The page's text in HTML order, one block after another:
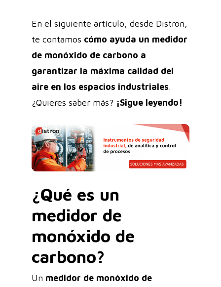
En el siguiente artículo, desde Distron,
te contamos cómo ayuda un medidor
de monóxido de carbono a
garantizar la máxima calidad del
aire en los espacios industriales.
¿Quieres saber más? ¡Sigue leyendo!
¿Qué es un
medidor de
monóxido de
carbono?
Un medidor de monóxido de